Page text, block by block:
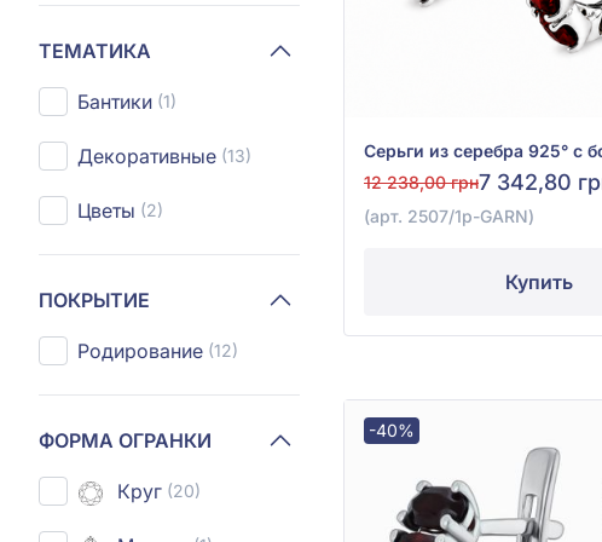
ТЕМАТИКА
Бантики (1)
Декоративные (13)
Цветы (2)
ПОКРЫТИЕ
Родирование (12)
ФОРМА ОГРАНКИ
Круг (20)
12 238,00 грн7 342,80
(арт. 2507/1р-GARN)
Купить
-40%